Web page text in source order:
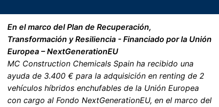
En el marco del Plan de Recuperación,
Transformación y Resiliencia - Financiado por la Unión
Europea – NextGenerationEU
MC Construction Chemicals Spain ha recibido una
ayuda de 3.400 € para la adquisición en renting de 2
vehículos híbridos enchufables de la Unión Europea
con cargo al Fondo NextGenerationEU, en el marco del